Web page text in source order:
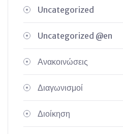
Uncategorized
Uncategorized @en
Ανακοινώσεις
Διαγωνισμοί
Διοίκηση